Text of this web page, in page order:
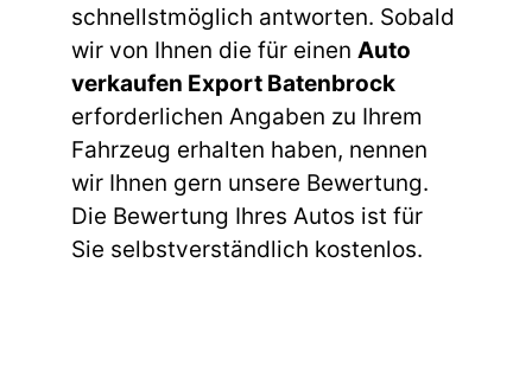
schnellstmöglich antworten. Sobald
wir von Ihnen die für einen Auto
verkaufen Export Batenbrock
erforderlichen Angaben zu Ihrem
Fahrzeug erhalten haben, nennen
wir Ihnen gern unsere Bewertung.
Die Bewertung Ihres Autos ist für
Sie selbstverständlich kostenlos.